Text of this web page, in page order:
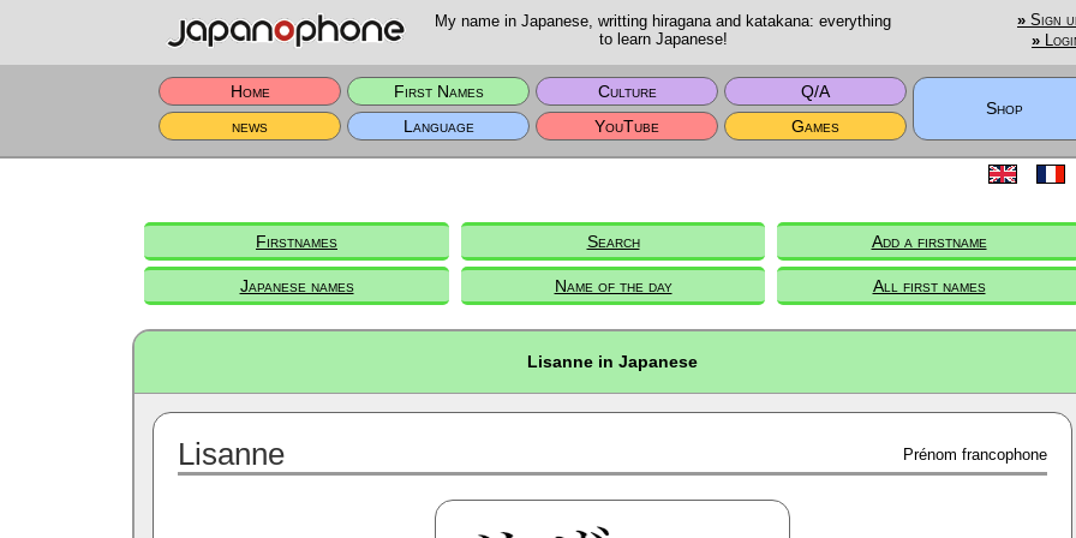
My name in Japanese, writting hiragana and katakana: everything
to learn Japanese!
» Sign
»
Home First Names Culture
Q/A
Shop
news
Language YouTube Games
Firstnames Search Add a firstname
Japanese names Name of the day All first names
Lisanne in Japanese
Lisanne Prénom francophone